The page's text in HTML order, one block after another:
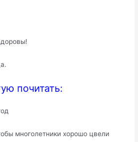
почитать:
многолетники хорошо цвели